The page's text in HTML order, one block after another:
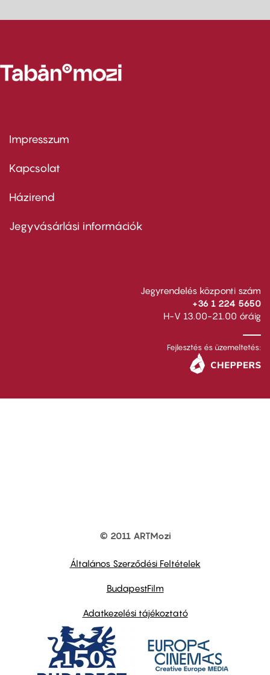
Footer
first
Impresszum
Kapcsolat
Footer
second
Házirend
Jegyvásárlási információk
Jegyrendelés központi szám
+36 1 224 5650
H-V 13.00-21.00 óráig
Fejlesztés és üzemeltetés:
© 2011 ARTMozi
Általános Szerződési Feltételek
BudapestFilm
Adatkezelési tájékoztató